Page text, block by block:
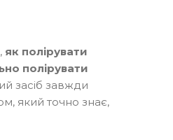
як полірувати
полірувати
засіб завжди
який точно знає,